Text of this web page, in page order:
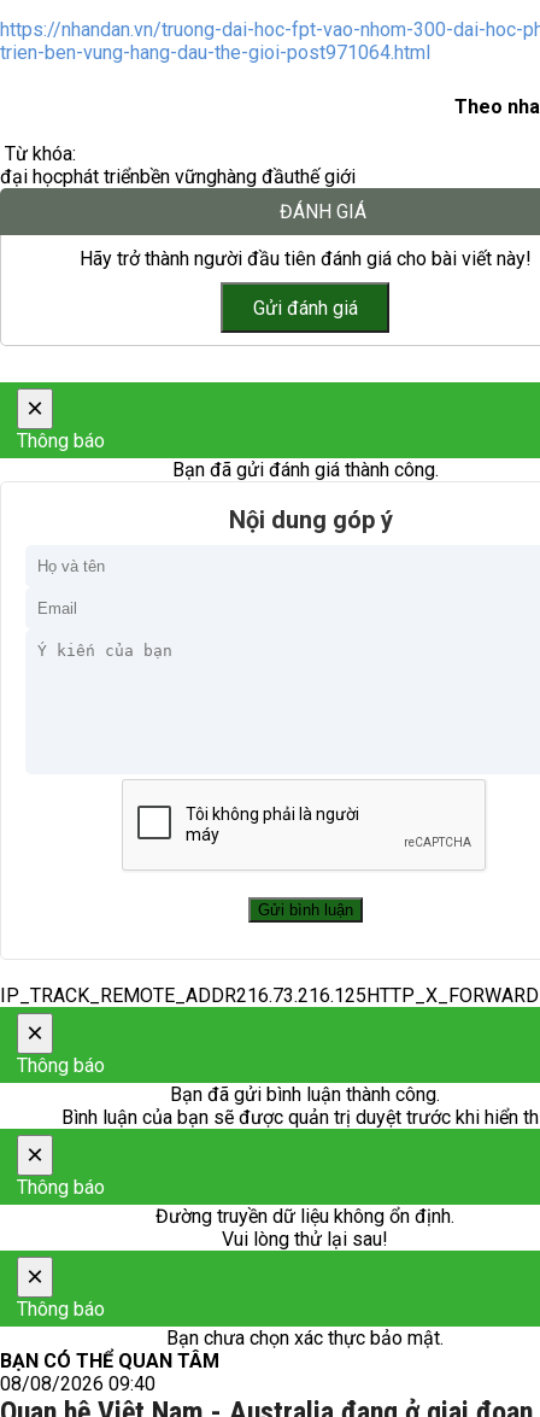
https://nhandan.vn/truong-dai-hoc-fpt-vao-nhom-300-dai-hoc-
trien-ben-vung-hang-dau-the-gioi-post971064.html
Theo
Từ khóa:
đại họcphát triểnbền vữnghàng đầuthế giới
ĐÁNH GIÁ
Hãy trở thành người đầu tiên đánh giá cho bài viết này!
×
Thông báo
Bạn đã gửi đánh giá thành công.
Nội dung góp ý
×
Thông báo
Bạn đã gửi bình luận thành công.
Bình luận của bạn sẽ được quản trị duyệt trước khi hiển
×
Thông báo
Đường truyền dữ liệu không ổn định.
Vui lòng thử lại sau!
×
Thông báo
Bạn chưa chọn xác thực bảo mật.
BẠN CÓ THỂ QUAN TÂM
08/08/2026 09:40